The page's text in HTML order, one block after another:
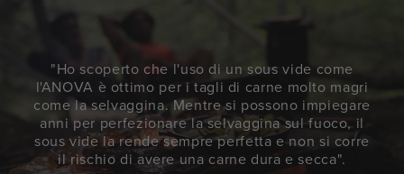
"Ho scoperto che l'uso di un sous vide come
l'ANOVA è ottimo per i tagli di carne molto magri
come la selvaggina. Mentre si possono impiegare
anni per perfezionare la selvaggina sul fuoco, il
sous vide la rende sempre perfetta e non si corre
il rischio di avere una carne dura e secca".